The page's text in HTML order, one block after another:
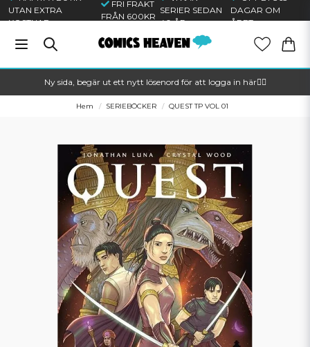
UTAN EXTRA
KOSTNAD
FRI FRAKT
FRÅN 600KR
SERIER SEDAN
40 ÅR
DAGAR OM
ÅRET
Ny sida, begär ut ett nytt lösenord för att logga in här🦸‍♂️
Hem SERIEBÖCKER QUEST TP VOL 01